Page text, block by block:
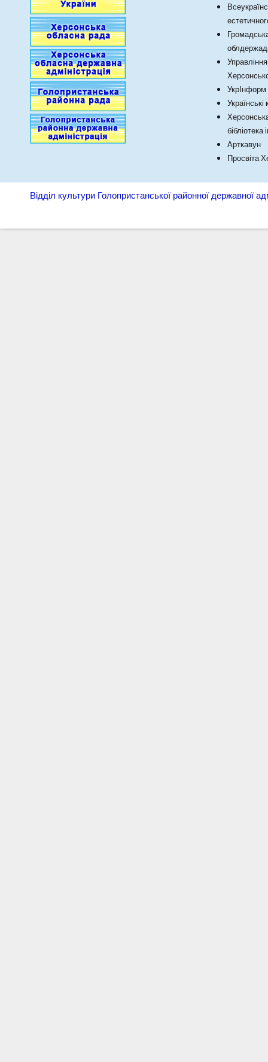
УкрІнформ
Арткавун
Просвіта
Відділ культури Голопристанської районної державної